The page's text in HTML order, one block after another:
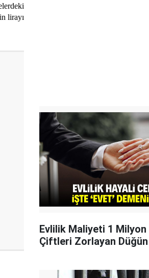
lirayı
Evlilik Maliyeti 1 Milyon
Çiftleri Zorlayan Düğün